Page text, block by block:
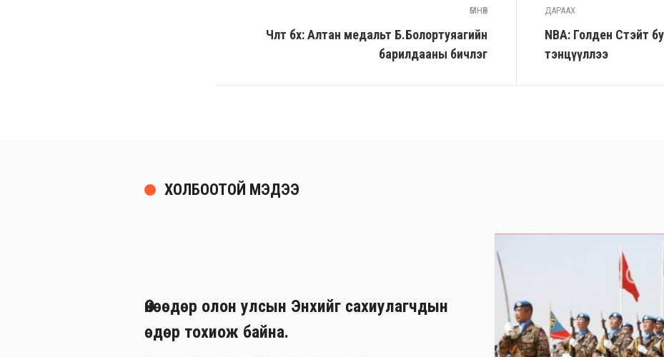
ӨМНӨХ
Чөлөөт бөх: Алтан медальт Б.Болортуяагийн
барилдааны бичлэг
ДАРААХ
NBA: Голден Стэйт
тэнцүүллээ
ХОЛБООТОЙ МЭДЭЭ
Өнөөдөр олон улсын Энхийг сахиулагчдын
өдөр тохиож байна.